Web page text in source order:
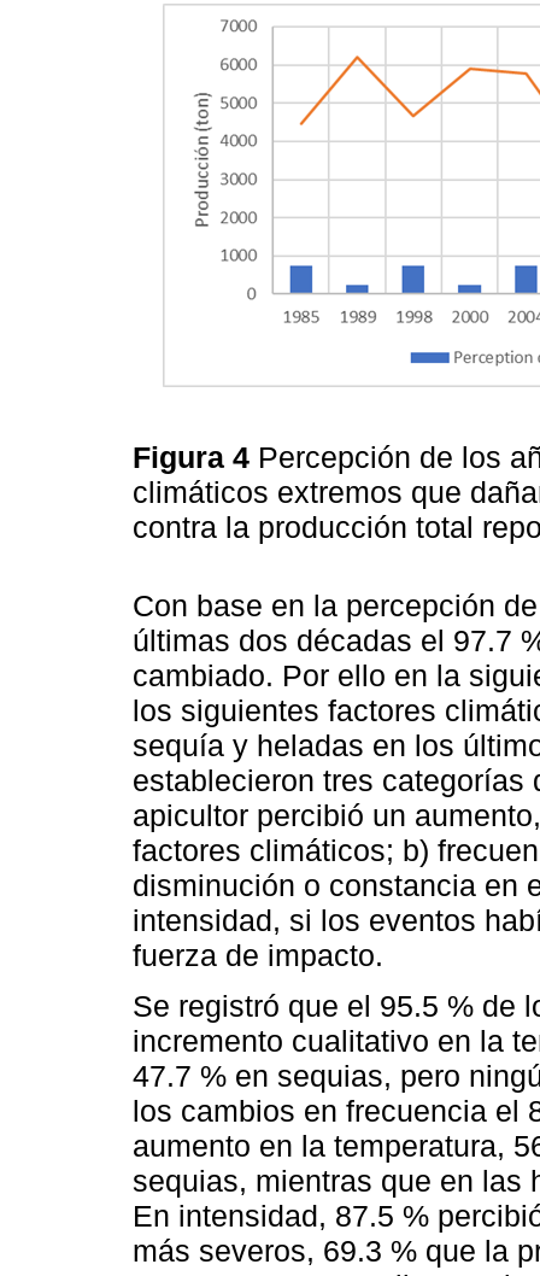
Figura 4 Percepción de los
climáticos extremos que
contra la producción total
Con base en la percepción
últimas dos décadas el 97.7
cambiado. Por ello en la
los siguientes factores
sequía y heladas en los
establecieron tres
apicultor percibió un
factores climáticos; b)
disminución o constancia en
intensidad, si los eventos
fuerza de impacto.
Se registró que el 95.5 % de
incremento cualitativo en la
47.7 % en sequias, pero
los cambios en frecuencia el
aumento en la temperatura,
sequias, mientras que en las
En intensidad, 87.5 %
más severos, 69.3 % que la